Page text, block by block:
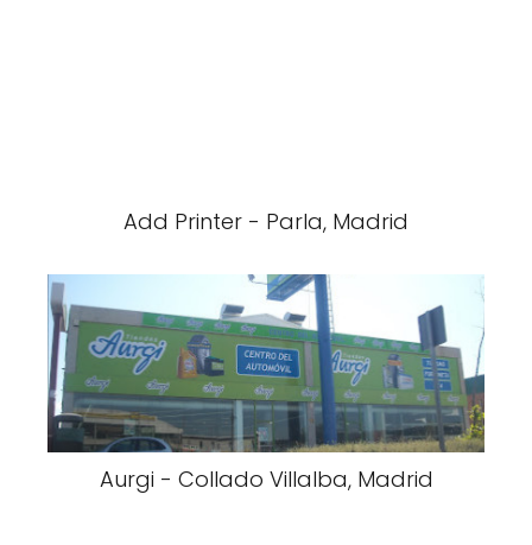
Add Printer - Parla, Madrid
Aurgi - Collado Villalba, Madrid